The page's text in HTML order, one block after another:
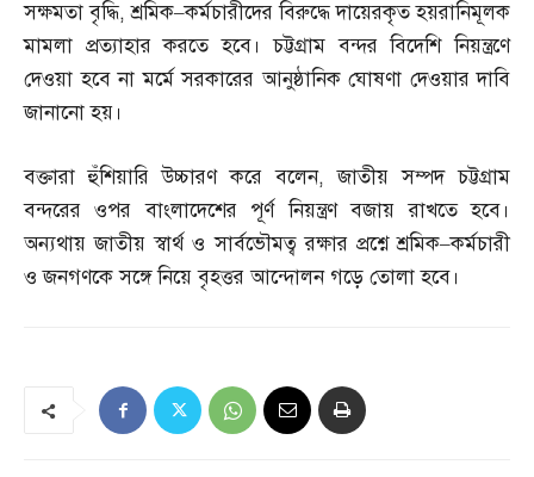
সক্ষমতা বৃদ্ধি,শ্রমিক–কর্মচারীদের বিরুদ্ধে দায়েরকৃত হয়রানিমূলক
মামলা প্রত্যাহার করতে হবে। চট্টগ্রাম বন্দর বিদেশি নিয়ন্ত্রণে
দেওয়া হবে না মর্মে সরকারের আনুষ্ঠানিক ঘোষণা দেওয়ার দাবি
জানানো হয়।
বক্তারা হুঁশিয়ারি উচ্চারণ করে বলেন,জাতীয় সম্পদ চট্টগ্রাম
বন্দরের ওপর বাংলাদেশের পূর্ণ নিয়ন্ত্রণ বজায় রাখতে হবে।
অন্যথায় জাতীয় স্বার্থ ও সার্বভৌমত্ব রক্ষার প্রশ্নে শ্রমিক–কর্মচারী
ও জনগণকে সঙ্গে নিয়ে বৃহত্তর আন্দোলন গড়ে তোলা হবে।